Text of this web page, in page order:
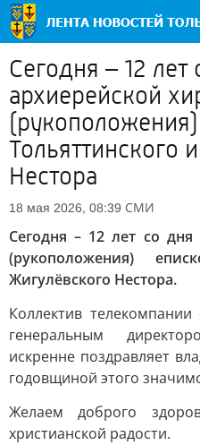
Сегодня – 12 лет
архиерейской
Тольяттинского
Нестора
18 мая 2026, 08:39 СМИ
Сегодня – 12 лет со
(рукоположения)
Жигулёвского Нестора.
Коллектив
генеральным
искренне поздравляет
годовщиной этого
Желаем доброго
христианской радости.